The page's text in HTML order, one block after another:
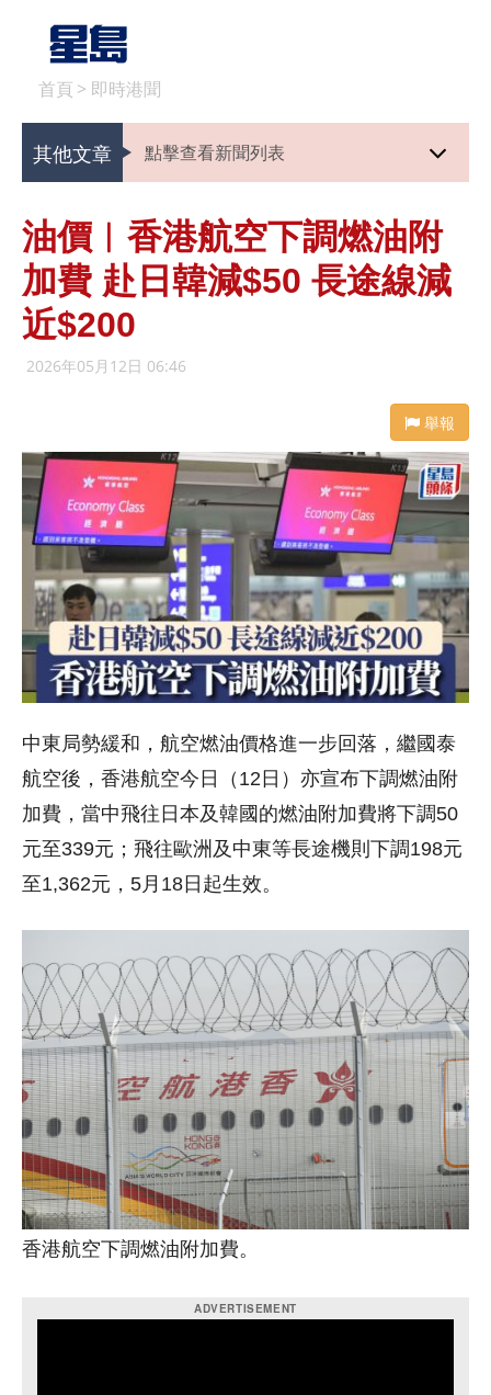
首頁 > 即時港聞
其他文章 點擊查看新聞列表
油價︱香港航空下調燃油附
加費 赴日韓減$50 長途線減
近$200
2026年05月12日 06:46
舉報
中東局勢緩和，航空燃油價格進一步回落，繼國泰
航空後，香港航空今日（12日）亦宣布下調燃油附
加費，當中飛往日本及韓國的燃油附加費將下調50
元至339元；飛往歐洲及中東等長途機則下調198元
至1,362元，5月18日起生效。
香港航空下調燃油附加費。